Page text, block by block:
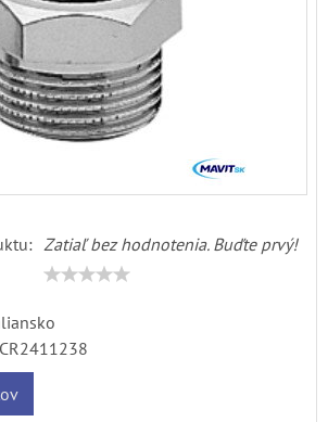
Zatiaľ bez hodnotenia. Buďte prvý!